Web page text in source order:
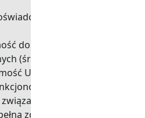
zawodowe w
dokumentów, procedur i
(środki publiczne krajowe i
Ustawy Prawo Zamówień
platformy
z realizacją
zdolność do czynności